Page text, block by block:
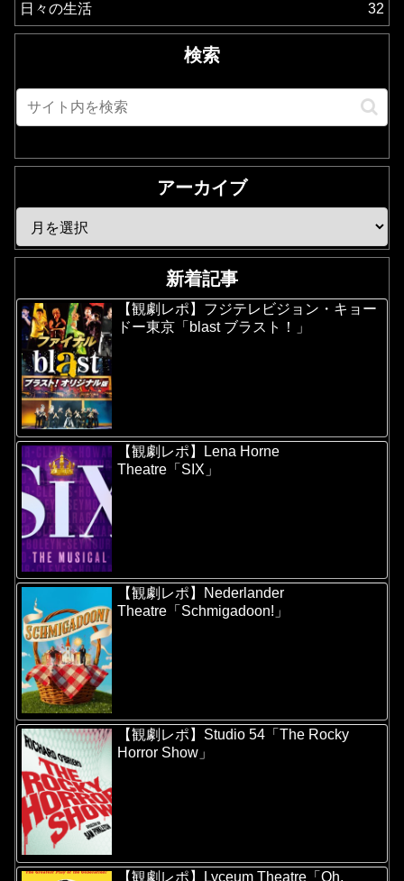
日々の生活
32
検索
アーカイブ
新着記事
【観劇レポ】フジテレビジョン・キョー
ドー東京「blast ブラスト！」
【観劇レポ】Lena Horne
Theatre「SIX」
【観劇レポ】Nederlander
Theatre「Schmigadoon!」
【観劇レポ】Studio 54「The Rocky
Horror Show」
【観劇レポ】Lyceum Theatre「Oh,